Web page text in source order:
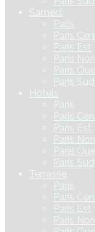
Samedi
Paris
Paris
Paris Est
Paris
Paris
Paris Sud
Hôtels
Paris
Paris
Paris Est
Paris
Paris
Paris Sud
Terrasse
Paris
Paris
Paris Est
Paris